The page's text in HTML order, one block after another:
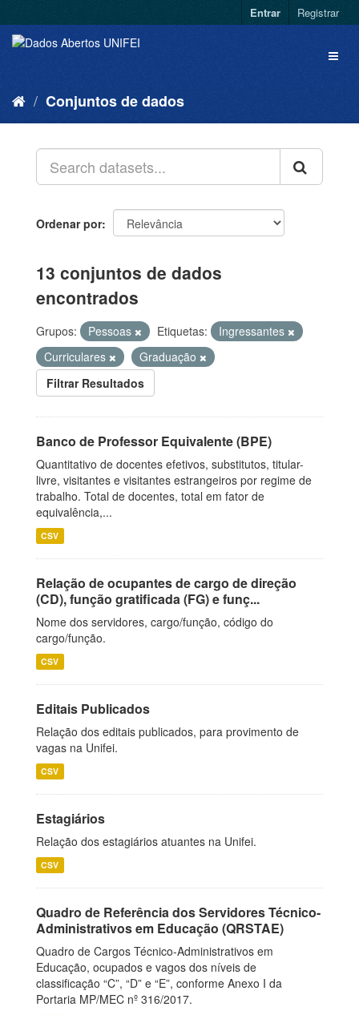
Entrar Registrar
Conjuntos de dados
Ordenar por
13 conjuntos de dados
encontrados
Grupos: Pessoas Etiquetas:
Ingressantes
Curriculares
Graduação
Filtrar Resultados
Banco de Professor Equivalente (BPE)
Quantitativo de docentes efetivos, substitutos, titular-
livre, visitantes e visitantes estrangeiros por regime de
trabalho. Total de docentes, total em fator de
equivalência,...
CSV
Relação de ocupantes de cargo de direção
(CD), função gratificada (FG) e funç...
Nome dos servidores, cargo/função, código do
cargo/função.
CSV
Editais Publicados
Relação dos editais publicados, para provimento de
vagas na Unifei.
CSV
Estagiários
Relação dos estagiários atuantes na Unifei.
CSV
Quadro de Referência dos Servidores Técnico-
Administrativos em Educação (QRSTAE)
Quadro de Cargos Técnico-Administrativos em
Educação, ocupados e vagos dos níveis de
classificação “C”, “D” e “E”, conforme Anexo I da
Portaria MP/MEC nº 316/2017.